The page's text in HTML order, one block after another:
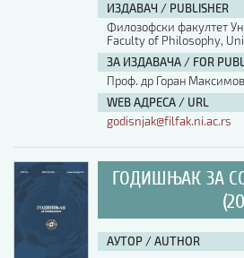
ИЗДАВАЧ / PUBLISHER
Филозофски факултет
Faculty of Philosophy,
ЗА ИЗДАВАЧА / FOR
Проф. др Горан
WEB АДРЕСА / URL
godisnjak@filfak.ni.ac.rs
ГОДИШЊАК ЗА
АУТОР / AUTHOR